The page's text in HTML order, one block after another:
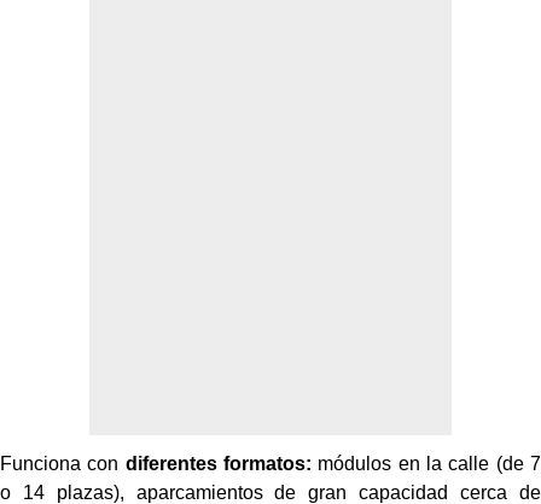
Funciona con diferentes formatos: módulos en la calle (de 7
o 14 plazas), aparcamientos de gran capacidad cerca de